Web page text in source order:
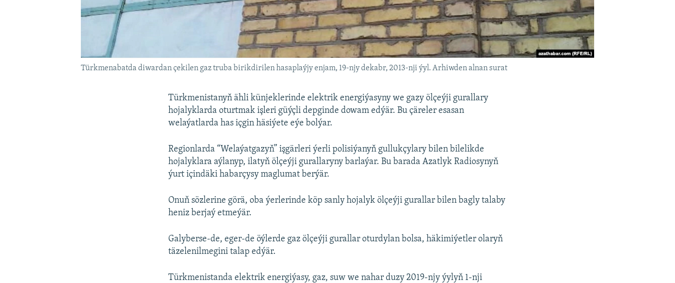
Türkmenabatda diwardan çekilen gaz truba birikdirilen hasaplaýjy enjam, 19-njy dekabr, 2013-nji ýyl. Arhiwden alnan surat
Türkmenistanyň ähli künjeklerinde elektrik energiýasyny we gazy ölçeýji gurallary
hojalyklarda oturtmak işleri güýçli depginde dowam edýär. Bu çäreler esasan
welaýatlarda has içgin häsiýete eýe bolýar.
Regionlarda “Welaýatgazyň” işgärleri ýerli polisiýanyň gullukçylary bilen bilelikde
hojalyklara aýlanyp, ilatyň ölçeýji gurallaryny barlaýar. Bu barada Azatlyk Radiosynyň
ýurt içindäki habarçysy maglumat berýär.
Onuň sözlerine görä, oba ýerlerinde köp sanly hojalyk ölçeýji gurallar bilen bagly talaby
heniz berjaý etmeýär.
Galyberse-de, eger-de öýlerde gaz ölçeýji gurallar oturdylan bolsa, häkimiýetler olaryň
täzelenilmegini talap edýär.
Türkmenistanda elektrik energiýasy, gaz, suw we nahar duzy 2019-njy ýylyň 1-nji